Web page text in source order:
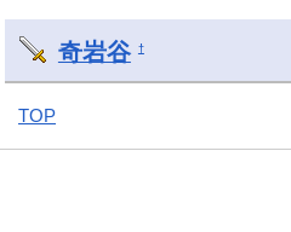
奇岩谷 †
TOP